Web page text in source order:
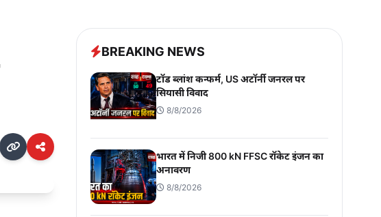
BREAKING NEWS
टॉड ब्लांश कन्फर्म, US अटॉर्नी जनरल पर
सियासी विवाद
8/8/2026
भारत में निजी 800 kN FFSC रॉकेट इंजन का
अनावरण
8/8/2026